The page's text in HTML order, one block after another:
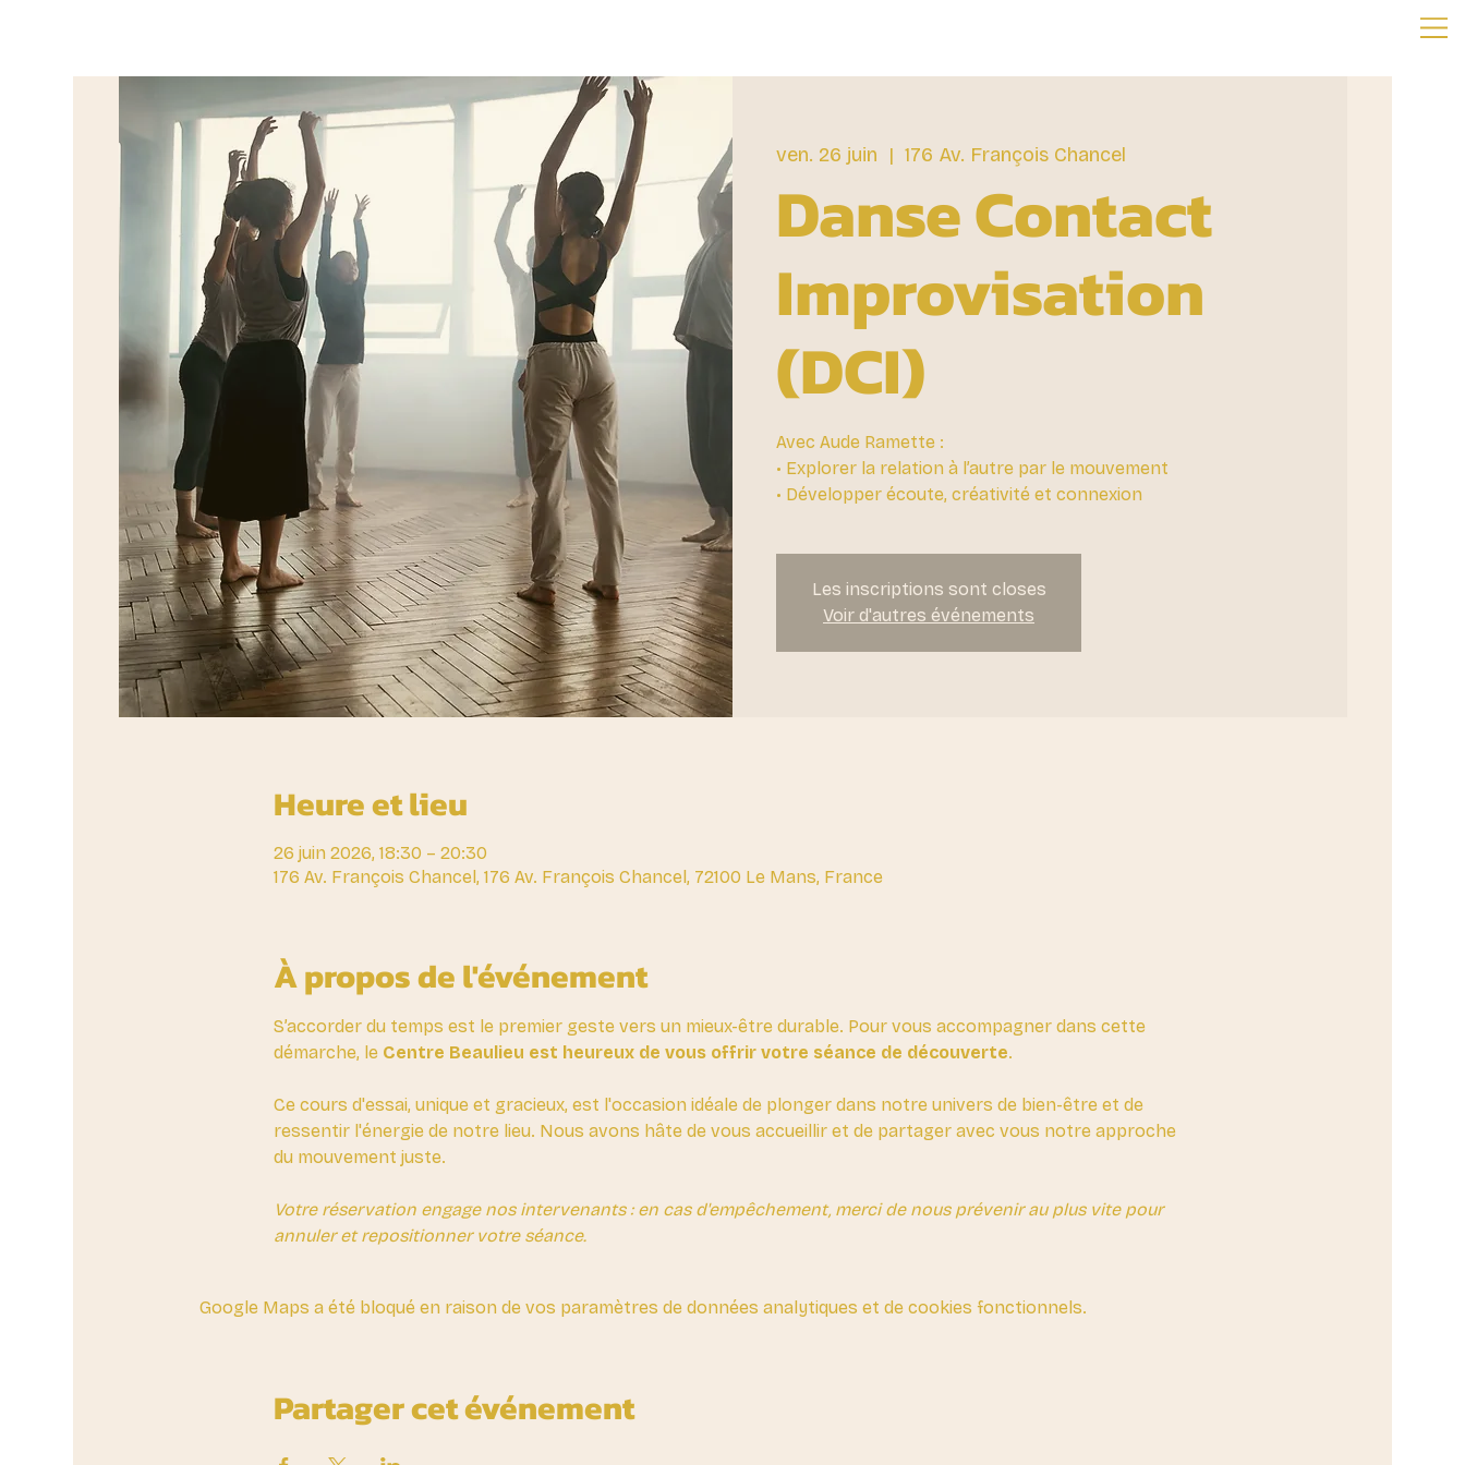
ven. 26 juin
  |
176 Av. François Chancel
Danse Contact
Improvisation
(DCI)
Avec Aude Ramette :
• Explorer la relation à l’autre par le mouvement
• Développer écoute, créativité et connexion
Les inscriptions sont closes
Voir d'autres événements
Heure et lieu
26 juin 2026, 18:30 – 20:30
176 Av. François Chancel, 176 Av. François Chancel, 72100 Le Mans, France
À propos de l'événement
S’accorder du temps est le premier geste vers un mieux-être durable. Pour vous accompagner dans cette
démarche, le Centre Beaulieu est heureux de vous offrir votre séance de découverte.
Ce cours d'essai, unique et gracieux, est l'occasion idéale de plonger dans notre univers de bien-être et de
ressentir l'énergie de notre lieu. Nous avons hâte de vous accueillir et de partager avec vous notre approche
du mouvement juste.
Votre réservation engage nos intervenants : en cas d'empêchement, merci de nous prévenir au plus vite pour
annuler et repositionner votre séance.
Google Maps a été bloqué en raison de vos paramètres de données analytiques et de cookies fonctionnels.
Partager cet événement